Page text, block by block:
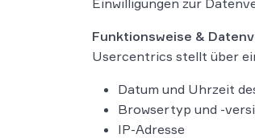
Einwilligungen zur
Funktionsweise &
Usercentrics stellt über
Datum und Uhrzeit
Browsertyp und -
IP-Adresse